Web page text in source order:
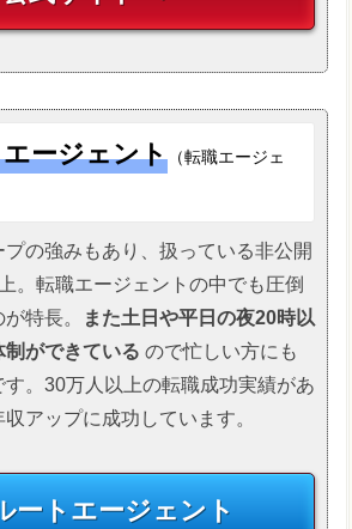
ージェント （転職エージェ
プの強みもあり、扱っている非公開
。転職エージェントの中でも圧倒
特長。
また土日や平日の夜20時以
制ができている ので忙しい方にも
。30万人以上の転職成功実績があ
アップに成功しています。
ートエージェント